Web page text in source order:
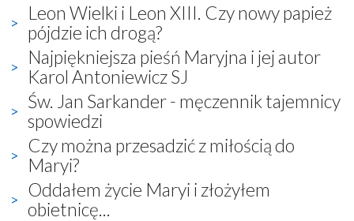
Leon Wielki i Leon XIII. Czy nowy papież
pójdzie ich drogą?
Najpiękniejsza pieśń Maryjna i jej autor
Karol Antoniewicz SJ
Św. Jan Sarkander - męczennik tajemnicy
spowiedzi
Czy można przesadzić z miłością do
Maryi?
Oddałem życie Maryi i złożyłem
obietnicę...